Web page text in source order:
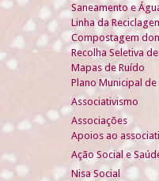
Saneamento e
Linha da
Compostagem
Recolha Seletiva
Mapas de Ruído
Plano Municipal
Associativismo
Associações
Apoios ao
Ação Social e
Nisa Social